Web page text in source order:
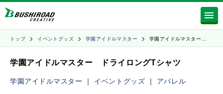
トップ イベントグッズ 学園アイドルマスター 学園アイドルマスター…
学園アイドルマスター ドライロングTシャツ
学園アイドルマスター ｜ イベントグッズ ｜ アパレル